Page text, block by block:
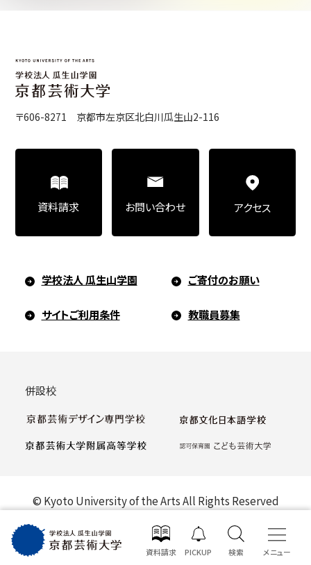
資料請求 検索
PICKUP メニュー
〒606-8271 京都市左京区北白川瓜生山2-116
学校法人 瓜生山学園 ご寄付のお願い
サイトご利用条件 教職員募集
資料請求 お問い合わせ アクセス
併設校
© Kyoto University of the Arts All Rights Reserved